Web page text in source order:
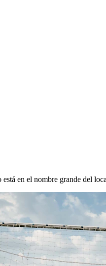
en el nombre grande del